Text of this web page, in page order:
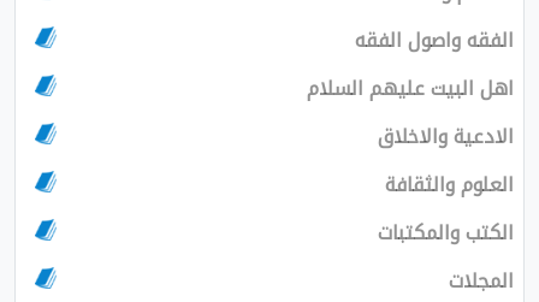
الفقه واصول الفقه
اهل البيت عليهم السلام
الادعية والاخلاق
العلوم والثقافة
الكتب والمكتبات
المجلات